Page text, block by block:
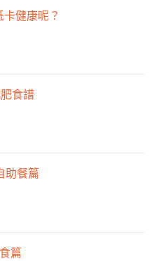
健康呢？
食譜
助餐篇
篇